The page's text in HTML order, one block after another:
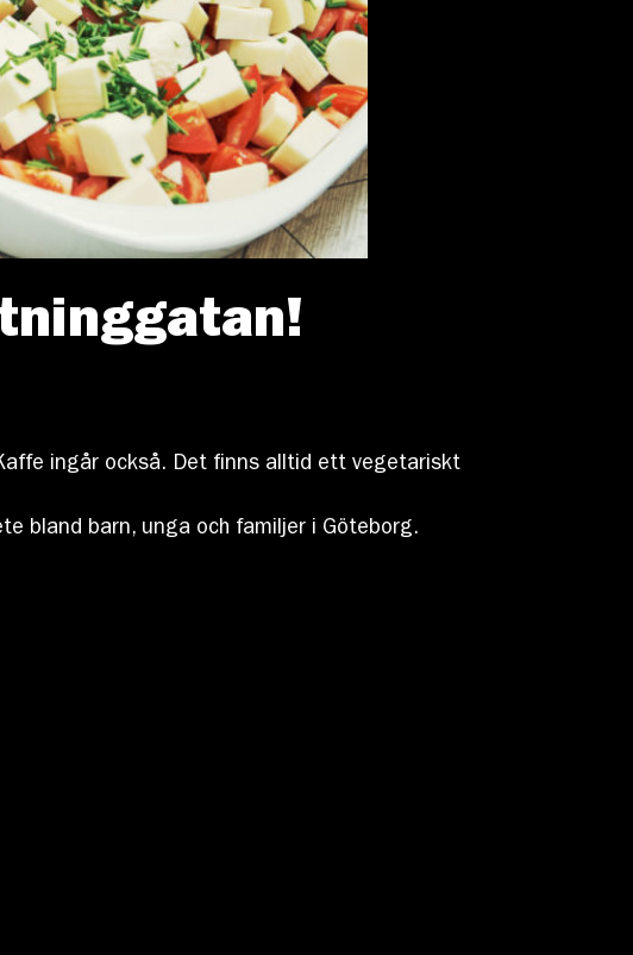
ingår också. Det finns alltid ett vegetariskt
bland barn, unga och familjer i Göteborg.